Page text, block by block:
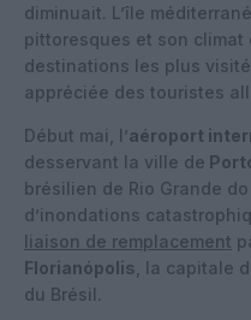
diminuait. L’île
pittoresques et son climat
destinations les plus
appréciée des touristes
Début mai, l’aéroport
desservant la ville de
brésilien de Rio Grande
d’inondations
liaison de remplacement
Florianópolis , la capitale
du Brésil.